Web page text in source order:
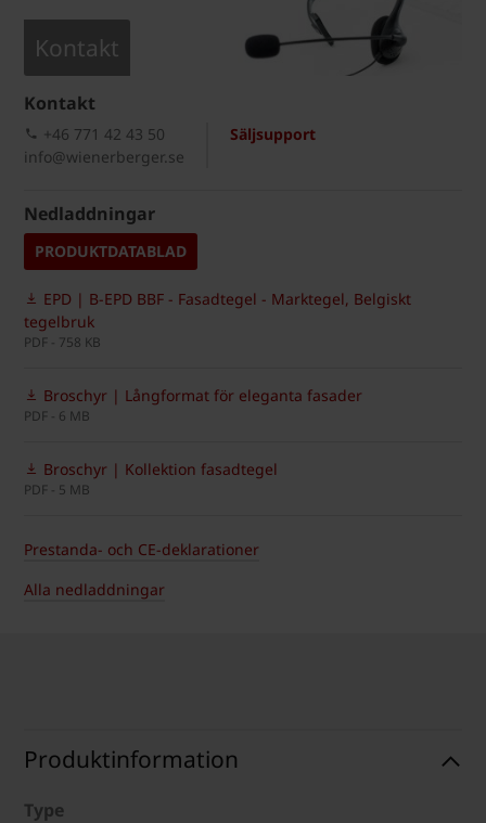
Kontakt
Kontakt
Säljsupport
+46 771 42 43 50
info@wienerberger.se
Nedladdningar
PRODUKTDATABLAD
EPD | B-EPD BBF - Fasadtegel - Marktegel, Belgiskt
tegelbruk
PDF - 758 KB
Broschyr | Långformat för eleganta fasader
PDF - 6 MB
Broschyr | Kollektion fasadtegel
PDF - 5 MB
Prestanda- och CE-deklarationer
Alla nedladdningar
Produktinformation
Type